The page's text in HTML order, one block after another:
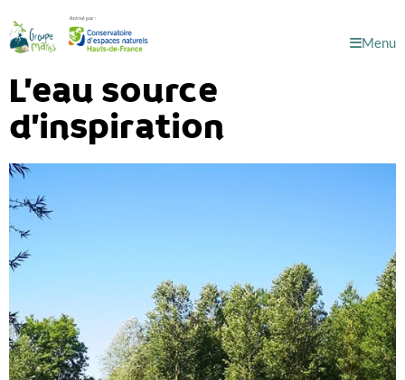
Menu
L’eau source
d’inspiration